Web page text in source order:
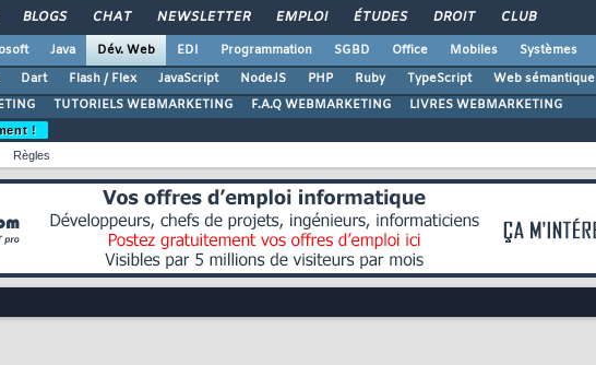
BLOGS CHAT NEWSLETTER EMPLOI ÉTUDES DROIT CLUB
Java Dév. Web EDI Programmation SGBD Office Mobiles
Systèmes
Dart Flash / Flex JavaScript NodeJS PHP Ruby TypeScript Web sémantique
TUTORIELS WEBMARKETING F.A.Q WEBMARKETING LIVRES WEBMARKETING
!
Règles